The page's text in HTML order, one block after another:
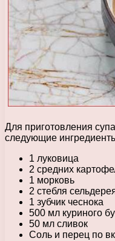
Для приготовления
следующие
1 луковица
2 средних
1 морковь
2 стебля
1 зубчик чеснока
500 мл куриного
50 мл сливок
Соль и перец по